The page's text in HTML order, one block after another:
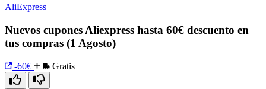
AliExpress
Nuevos cupones Aliexpress hasta 60€ descuento en
tus compras (1 Agosto)
-60€ Gratis